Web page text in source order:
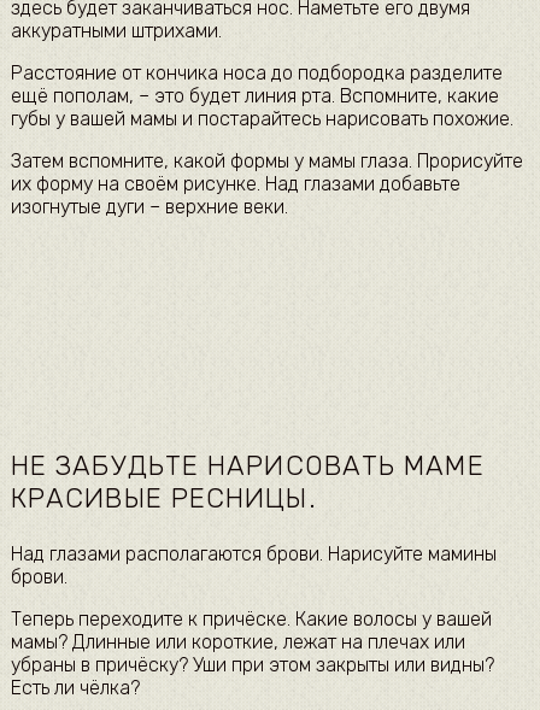
здесь будет заканчиваться нос. Наметьте его двумя
аккуратными штрихами.
Расстояние от кончика носа до подбородка разделите
ещё пополам, – это будет линия рта. Вспомните, какие
губы у вашей мамы и постарайтесь нарисовать похожие.
Затем вспомните, какой формы у мамы глаза. Прорисуйте
их форму на своём рисунке. Над глазами добавьте
изогнутые дуги – верхние веки.
НЕ ЗАБУДЬТЕ НАРИСОВАТЬ МАМЕ
КРАСИВЫЕ РЕСНИЦЫ.
Над глазами располагаются брови. Нарисуйте мамины
брови.
Теперь переходите к причёске. Какие волосы у вашей
мамы? Длинные или короткие, лежат на плечах или
убраны в причёску? Уши при этом закрыты или видны?
Есть ли чёлка?